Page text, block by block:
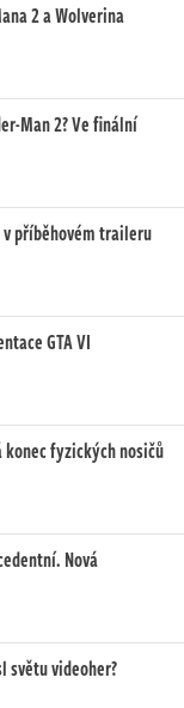
2 a Wolverina
Man 2? Ve finální
příběhovém traileru
GTA VI
fyzických nosičů
Nová
světu videoher?